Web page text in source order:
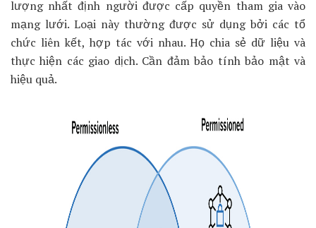
lượng nhất định người được cấp quyền tham gia vào
mạng lưới. Loại này thường được sử dụng bởi các tổ
chức liên kết, hợp tác với nhau. Họ chia sẻ dữ liệu và
thực hiện các giao dịch. Cần đảm bảo tính bảo mật và
hiệu quả.